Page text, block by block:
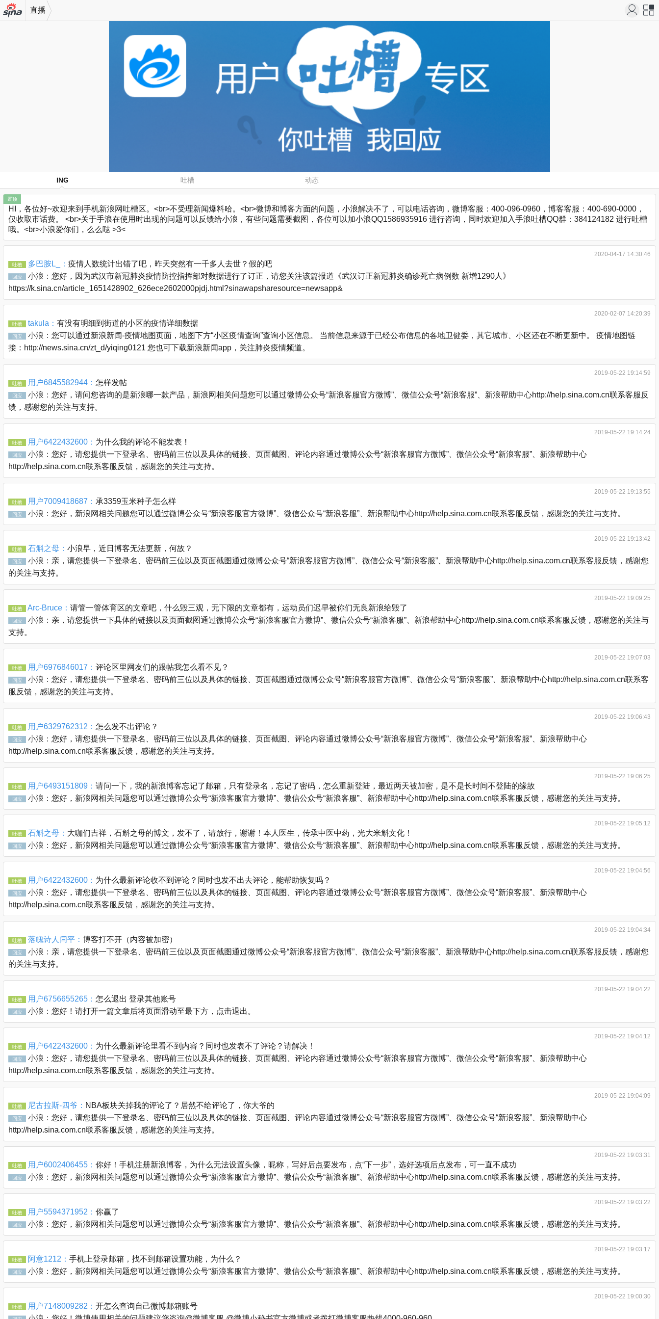
直播
ING 吐槽 动态
置顶
HI，各位好~欢迎来到手机新浪网吐槽区。<br>不受理新闻爆料哈。<br>微博和博客方面的问题，小浪解决不了，可以电话咨询，微博客服：400-096-0960，博客客服：400-690-0000，
仅收取市话费。 <br>关于手浪在使用时出现的问题可以反馈给小浪，有些问题需要截图，各位可以加小浪QQ1586935916 进行咨询，同时欢迎加入手浪吐槽QQ群：384124182 进行吐槽
哦。<br>小浪爱你们，么么哒 >3<
2020-04-17 14:30:46
吐槽 多巴胺L_： 疫情人数统计出错了吧，昨天突然有一千多人去世？假的吧
回应 小浪： 您好，因为武汉市新冠肺炎疫情防控指挥部对数据进行了订正，请您关注该篇报道《武汉订正新冠肺炎确诊死亡病例数 新增1290人》
https://k.sina.cn/article_1651428902_626ece2602000pjdj.html?sinawapsharesource=newsapp&
2020-02-07 14:20:39
吐槽 takula： 有没有明细到街道的小区的疫情详细数据
回应 小浪： 您可以通过新浪新闻-疫情地图页面，地图下方“小区疫情查询”查询小区信息。 当前信息来源于已经公布信息的各地卫健委，其它城市、小区还在不断更新中。 疫情地图链
接：http://news.sina.cn/zt_d/yiqing0121 您也可下载新浪新闻app，关注肺炎疫情频道。
2019-05-22 19:14:59
吐槽 用户6845582944： 怎样发帖
回应 小浪： 您好，请问您咨询的是新浪哪一款产品，新浪网相关问题您可以通过微博公众号“新浪客服官方微博”、微信公众号“新浪客服”、新浪帮助中心http://help.sina.com.cn联系客服反
馈，感谢您的关注与支持。
2019-05-22 19:14:24
吐槽 用户6422432600： 为什么我的评论不能发表！
回应 小浪： 您好，请您提供一下登录名、密码前三位以及具体的链接、页面截图、评论内容通过微博公众号“新浪客服官方微博”、微信公众号“新浪客服”、新浪帮助中心
http://help.sina.com.cn联系客服反馈，感谢您的关注与支持。
2019-05-22 19:13:55
吐槽 用户7009418687： 承3359玉米种子怎么样
回应 小浪： 您好，新浪网相关问题您可以通过微博公众号“新浪客服官方微博”、微信公众号“新浪客服”、新浪帮助中心http://help.sina.com.cn联系客服反馈，感谢您的关注与支持。
2019-05-22 19:13:42
吐槽 石斛之母： 小浪早，近日博客无法更新，何故？
回应 小浪： 亲，请您提供一下登录名、密码前三位以及页面截图通过微博公众号“新浪客服官方微博”、微信公众号“新浪客服”、新浪帮助中心http://help.sina.com.cn联系客服反馈，感谢您
的关注与支持。
2019-05-22 19:09:25
吐槽 Arc-Bruce： 请管一管体育区的文章吧，什么毁三观，无下限的文章都有，运动员们迟早被你们无良新浪给毁了
回应 小浪： 亲，请您提供一下具体的链接以及页面截图通过微博公众号“新浪客服官方微博”、微信公众号“新浪客服”、新浪帮助中心http://help.sina.com.cn联系客服反馈，感谢您的关注与
支持。
2019-05-22 19:07:03
吐槽 用户6976846017： 评论区里网友们的跟帖我怎么看不见？
回应 小浪： 您好，请您提供一下登录名、密码前三位以及具体的链接、页面截图通过微博公众号“新浪客服官方微博”、微信公众号“新浪客服”、新浪帮助中心http://help.sina.com.cn联系客
服反馈，感谢您的关注与支持。
2019-05-22 19:06:43
吐槽 用户6329762312： 怎么发不出评论？
回应 小浪： 您好，请您提供一下登录名、密码前三位以及具体的链接、页面截图、评论内容通过微博公众号“新浪客服官方微博”、微信公众号“新浪客服”、新浪帮助中心
http://help.sina.com.cn联系客服反馈，感谢您的关注与支持。
2019-05-22 19:06:25
吐槽 用户6493151809： 请问一下，我的新浪博客忘记了邮箱，只有登录名，忘记了密码，怎么重新登陆，最近两天被加密，是不是长时间不登陆的缘故
回应 小浪： 您好，新浪网相关问题您可以通过微博公众号“新浪客服官方微博”、微信公众号“新浪客服”、新浪帮助中心http://help.sina.com.cn联系客服反馈，感谢您的关注与支持。
2019-05-22 19:05:12
吐槽 石斛之母： 大咖们吉祥，石斛之母的博文，发不了，请放行，谢谢！本人医生，传承中医中药，光大米斛文化！
回应 小浪： 您好，新浪网相关问题您可以通过微博公众号“新浪客服官方微博”、微信公众号“新浪客服”、新浪帮助中心http://help.sina.com.cn联系客服反馈，感谢您的关注与支持。
2019-05-22 19:04:56
吐槽 用户6422432600： 为什么最新评论收不到评论？同时也发不出去评论，能帮助恢复吗？
回应 小浪： 您好，请您提供一下登录名、密码前三位以及具体的链接、页面截图、评论内容通过微博公众号“新浪客服官方微博”、微信公众号“新浪客服”、新浪帮助中心
http://help.sina.com.cn联系客服反馈，感谢您的关注与支持。
2019-05-22 19:04:34
吐槽 落魄诗人闫平： 博客打不开（内容被加密）
回应 小浪： 亲，请您提供一下登录名、密码前三位以及页面截图通过微博公众号“新浪客服官方微博”、微信公众号“新浪客服”、新浪帮助中心http://help.sina.com.cn联系客服反馈，感谢您
的关注与支持。
2019-05-22 19:04:22
吐槽 用户6756655265： 怎么退出 登录其他账号
回应 小浪： 您好！请打开一篇文章后将页面滑动至最下方，点击退出。
2019-05-22 19:04:12
吐槽 用户6422432600： 为什么最新评论里看不到内容？同时也发表不了评论？请解决！
回应 小浪： 您好，请您提供一下登录名、密码前三位以及具体的链接、页面截图、评论内容通过微博公众号“新浪客服官方微博”、微信公众号“新浪客服”、新浪帮助中心
http://help.sina.com.cn联系客服反馈，感谢您的关注与支持。
2019-05-22 19:04:09
吐槽 尼古拉斯-四爷： NBA板块关掉我的评论了？居然不给评论了，你大爷的
回应 小浪： 您好，请您提供一下登录名、密码前三位以及具体的链接、页面截图、评论内容通过微博公众号“新浪客服官方微博”、微信公众号“新浪客服”、新浪帮助中心
http://help.sina.com.cn联系客服反馈，感谢您的关注与支持。
2019-05-22 19:03:31
吐槽 用户6002406455： 你好！手机注册新浪博客，为什么无法设置头像，昵称，写好后点要发布，点“下一步”，选好选项后点发布，可一直不成功
回应 小浪： 您好，新浪网相关问题您可以通过微博公众号“新浪客服官方微博”、微信公众号“新浪客服”、新浪帮助中心http://help.sina.com.cn联系客服反馈，感谢您的关注与支持。
2019-05-22 19:03:22
吐槽 用户5594371952： 你赢了
回应 小浪： 您好，新浪网相关问题您可以通过微博公众号“新浪客服官方微博”、微信公众号“新浪客服”、新浪帮助中心http://help.sina.com.cn联系客服反馈，感谢您的关注与支持。
2019-05-22 19:03:17
吐槽 阿意1212： 手机上登录邮箱，找不到邮箱设置功能，为什么？
回应 小浪： 您好，新浪网相关问题您可以通过微博公众号“新浪客服官方微博”、微信公众号“新浪客服”、新浪帮助中心http://help.sina.com.cn联系客服反馈，感谢您的关注与支持。
2019-05-22 19:00:30
吐槽 用户7148009282： 开怎么查询自己微博邮箱账号